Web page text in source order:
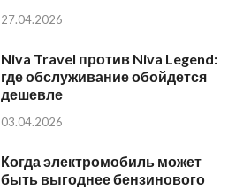
27.04.2026
Niva Travel против Niva Legend:
где обслуживание обойдется
дешевле
03.04.2026
Когда электромобиль может
быть выгоднее бензинового